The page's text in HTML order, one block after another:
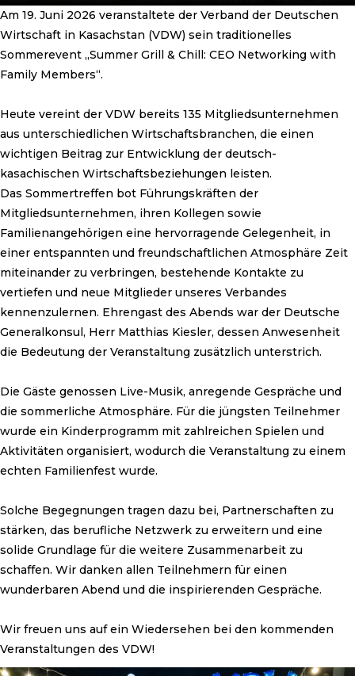
Am 19. Juni 2026 veranstaltete der Verband der Deutschen
Wirtschaft in Kasachstan (VDW) sein traditionelles
Sommerevent „Summer Grill & Chill: CEO Networking with
Family Members“.
Heute vereint der VDW bereits 135 Mitgliedsunternehmen
aus unterschiedlichen Wirtschaftsbranchen, die einen
wichtigen Beitrag zur Entwicklung der deutsch-
kasachischen Wirtschaftsbeziehungen leisten.
Das Sommertreffen bot Führungskräften der
Mitgliedsunternehmen, ihren Kollegen sowie
Familienangehörigen eine hervorragende Gelegenheit, in
einer entspannten und freundschaftlichen Atmosphäre Zeit
miteinander zu verbringen, bestehende Kontakte zu
vertiefen und neue Mitglieder unseres Verbandes
kennenzulernen. Ehrengast des Abends war der Deutsche
Generalkonsul, Herr Matthias Kiesler, dessen Anwesenheit
die Bedeutung der Veranstaltung zusätzlich unterstrich.
Die Gäste genossen Live-Musik, anregende Gespräche und
die sommerliche Atmosphäre. Für die jüngsten Teilnehmer
wurde ein Kinderprogramm mit zahlreichen Spielen und
Aktivitäten organisiert, wodurch die Veranstaltung zu einem
echten Familienfest wurde.
Solche Begegnungen tragen dazu bei, Partnerschaften zu
stärken, das berufliche Netzwerk zu erweitern und eine
solide Grundlage für die weitere Zusammenarbeit zu
schaffen. Wir danken allen Teilnehmern für einen
wunderbaren Abend und die inspirierenden Gespräche.
Wir freuen uns auf ein Wiedersehen bei den kommenden
Veranstaltungen des VDW!